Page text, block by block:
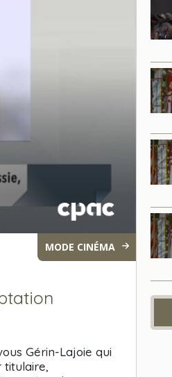
MODE CINÉMA
Gérin-Lajoie qui
titulaire,